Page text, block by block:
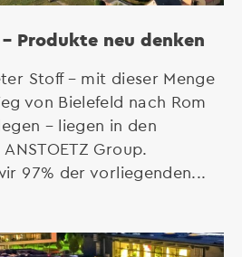
Produkte neu denken
Stoff – mit dieser Menge
von Bielefeld nach Rom
– liegen in den
Group.
97% der vorliegenden...